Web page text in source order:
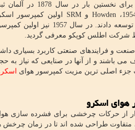
باشد. کمپرسور اسکرو برای نخستین بار در سال 1878
Howdenو SRM اولین کمپرسور
سیلابی روغن را تولید و توسعه دادند. در سال 1957 نیز اولین
شرکت اطلس کوپکو معرفی گردید.
و فرایندهای صنعتی کاربرد بسیاری
باشند و از آنها در صنایعی که نیاز به
اصلی ترین مزیت کمپرسور هوای
هوای اسکرو
از حرکات چرخشی برای فشرده سازی هوا
متفاوت طراحی شده اند تا در زمان چرخش